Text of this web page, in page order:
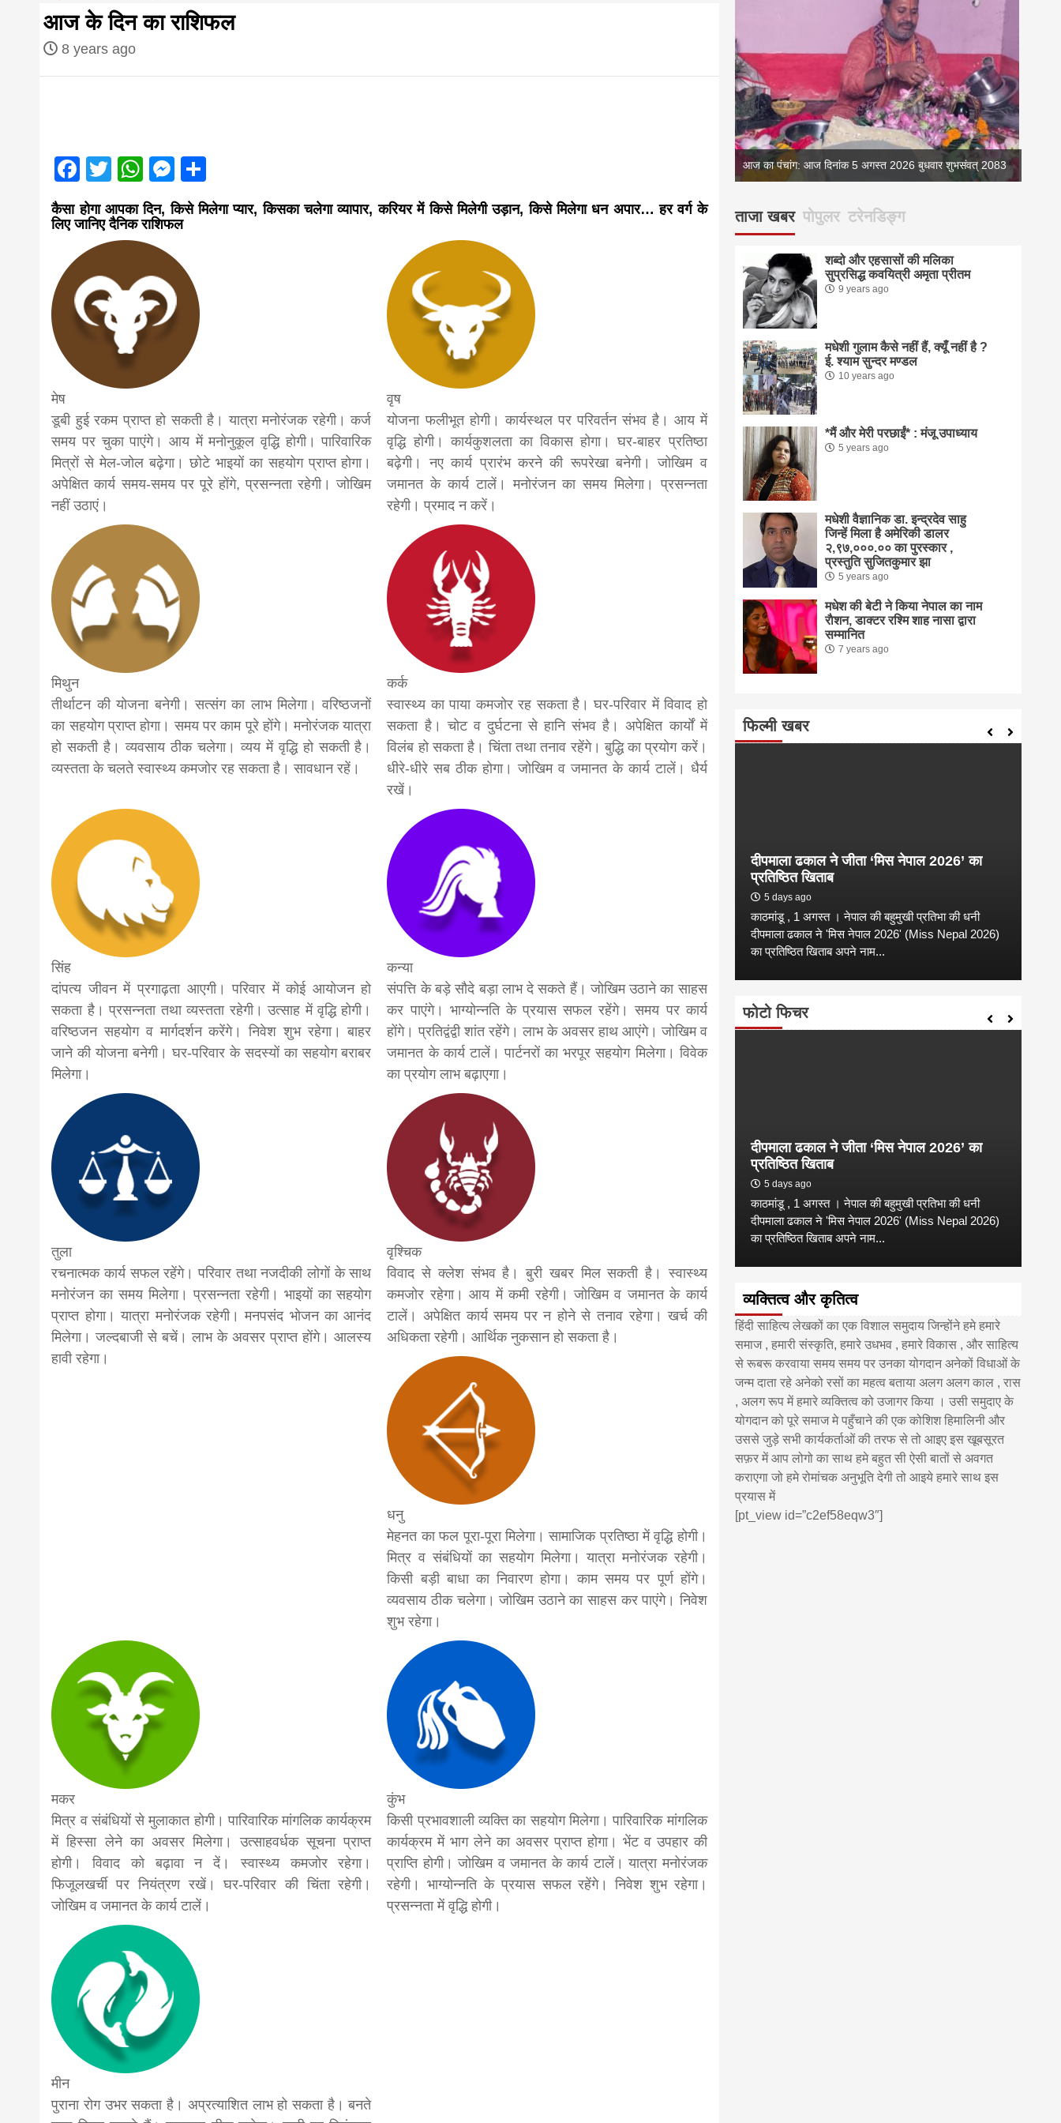
first hindi
magazine of
news in hindi
from
Nepal,madhesh
news,financial
news,loan,bank
news, madhesh
khabar
आज के दिन का राशिफल
8 years ago
Facebook
TwitterWhatsApp
Messenger
कैसा होगा आपका दिन, किसे मिलेगा प्यार, किसका चलेगा व्यापार, करियर में किसे मिलेगी उड़ान, किसे मिलेगा धन अपार… हर वर्ग के
लिए जानिए दैनिक राशिफल
मेष
डूबी हुई रकम प्राप्त हो सकती है। यात्रा मनोरंजक रहेगी। कर्ज
समय पर चुका पाएंगे। आय में मनोनुकूल वृद्धि होगी। पारिवारिक
मित्रों से मेल-जोल बढ़ेगा। छोटे भाइयों का सहयोग प्राप्त होगा।
अपेक्षित कार्य समय-समय पर पूरे होंगे, प्रसन्नता रहेगी। जोखिम
नहीं उठाएं।
वृष
योजना फलीभूत होगी। कार्यस्थल पर परिवर्तन संभव है। आय में
वृद्धि होगी। कार्यकुशलता का विकास होगा। घर-बाहर प्रतिष्ठा
बढ़ेगी। नए कार्य प्रारंभ करने की रूपरेखा बनेगी। जोखिम व
जमानत के कार्य टालें। मनोरंजन का समय मिलेगा। प्रसन्नता
रहेगी। प्रमाद न करें।
मिथुन
तीर्थाटन की योजना बनेगी। सत्संग का लाभ मिलेगा। वरिष्ठजनों
का सहयोग प्राप्त होगा। समय पर काम पूरे होंगे। मनोरंजक यात्रा
हो सकती है। व्यवसाय ठीक चलेगा। व्यय में वृद्धि हो सकती है।
व्यस्तता के चलते स्वास्थ्य कमजोर रह सकता है। सावधान रहें।
कर्क
स्वास्थ्य का पाया कमजोर रह सकता है। घर-परिवार में विवाद हो
सकता है। चोट व दुर्घटना से हानि संभव है। अपेक्षित कार्यों में
विलंब हो सकता है। चिंता तथा तनाव रहेंगे। बुद्धि का प्रयोग करें।
धीरे-धीरे सब ठीक होगा। जोखिम व जमानत के कार्य टालें। धैर्य
रखें।
सिंह
दांपत्य जीवन में प्रगाढ़ता आएगी। परिवार में कोई आयोजन हो
सकता है। प्रसन्नता तथा व्यस्तता रहेगी। उत्साह में वृद्धि होगी।
वरिष्ठजन सहयोग व मार्गदर्शन करेंगे। निवेश शुभ रहेगा। बाहर
जाने की योजना बनेगी। घर-परिवार के सदस्यों का सहयोग बराबर
मिलेगा।
कन्या
संपत्ति के बड़े सौदे बड़ा लाभ दे सकते हैं। जोखिम उठाने का साहस
कर पाएंगे। भाग्योन्नति के प्रयास सफल रहेंगे। समय पर कार्य
होंगे। प्रतिद्वंद्वी शांत रहेंगे। लाभ के अवसर हाथ आएंगे। जोखिम व
जमानत के कार्य टालें। पार्टनरों का भरपूर सहयोग मिलेगा। विवेक
का प्रयोग लाभ बढ़ाएगा।
तुला
रचनात्मक कार्य सफल रहेंगे। परिवार तथा नजदीकी लोगों के साथ
मनोरंजन का समय मिलेगा। प्रसन्नता रहेगी। भाइयों का सहयोग
प्राप्त होगा। यात्रा मनोरंजक रहेगी। मनपसंद भोजन का आनंद
मिलेगा। जल्दबाजी से बचें। लाभ के अवसर प्राप्त होंगे। आलस्य
हावी रहेगा।
वृश्चिक
विवाद से क्लेश संभव है। बुरी खबर मिल सकती है। स्वास्थ्य
कमजोर रहेगा। आय में कमी रहेगी। जोखिम व जमानत के कार्य
टालें। अपेक्षित कार्य समय पर न होने से तनाव रहेगा। खर्च की
अधिकता रहेगी। आर्थिक नुकसान हो सकता है।
धनु
मेहनत का फल पूरा-पूरा मिलेगा। सामाजिक प्रतिष्ठा में वृद्धि होगी।
मित्र व संबंधियों का सहयोग मिलेगा। यात्रा मनोरंजक रहेगी।
किसी बड़ी बाधा का निवारण होगा। काम समय पर पूर्ण होंगे।
व्यवसाय ठीक चलेगा। जोखिम उठाने का साहस कर पाएंगे। निवेश
शुभ रहेगा।
मकर
मित्र व संबंधियों से मुलाकात होगी। पारिवारिक मांगलिक कार्यक्रम
में हिस्सा लेने का अवसर मिलेगा। उत्साहवर्धक सूचना प्राप्त
होगी। विवाद को बढ़ावा न दें। स्वास्थ्य कमजोर रहेगा।
फिजूलखर्ची पर नियंत्रण रखें। घर-परिवार की चिंता रहेगी।
जोखिम व जमानत के कार्य टालें।
कुंभ
किसी प्रभावशाली व्यक्ति का सहयोग मिलेगा। पारिवारिक मांगलिक
कार्यक्रम में भाग लेने का अवसर प्राप्त होगा। भेंट व उपहार की
प्राप्ति होगी। जोखिम व जमानत के कार्य टालें। यात्रा मनोरंजक
रहेगी। भाग्योन्नति के प्रयास सफल रहेंगे। निवेश शुभ रहेगा।
प्रसन्नता में वृद्धि होगी।
मीन
पुराना रोग उभर सकता है। अप्रत्याशित लाभ हो सकता है। बनते
आज का पंचांग: आज दिनांक 2 अगस्त 2026 रविवार शुभसंवत् 2083 आज का पंचांग: आज दिनांक 5 अगस्त 2026 बुधवार शुभसंवत् 2083
ताजा खबर पोपुलर टरेनडिङ्ग
शब्दो और एहसासों की मलिका
सुप्रसिद्ध कवयित्री अमृता प्रीतम
9 years ago
मधेशी गुलाम कैसे नहीं हैं, क्यूँ नहीं है ?
ई. श्याम सुन्दर मण्डल
10 years ago
*मैं और मेरी परछाईं* : मंजू उपाध्याय
5 years ago
मधेशी वैज्ञानिक डा. इन्द्रदेव साहु
जिन्हें मिला है अमेरिकी डालर
२,९७,०००.०० का पुरस्कार ,
प्रस्तुति सुजितकुमार झा
5 years ago
मधेश की बेटी ने किया नेपाल का नाम
राैशन, डाक्टर रश्मि शाह नासा द्वारा
सम्मानित
7 years ago
फिल्मी खबर
बड़े अंतर से जीत हासिल करुँंगी –रेणु दाहाल
6 months ago
काठमांडू, फागुन ४ – चितवन क्षेत्र नम्बर ३ में प्रतिनिधिसभा
सदस्य के रूप में अपनी उम्मीदवारी दे चुकी रेणु दाहाल ने कहा है
कि उन्हें...
दीपमाला ढकाल ने जीता ‘मिस नेपाल 2026’ का
प्रतिष्ठित खिताब
5 days ago
काठमांडू , 1 अगस्त । नेपाल की बहुमुखी प्रतिभा की धनी
दीपमाला ढकाल ने 'मिस नेपाल 2026' (Miss Nepal 2026)
का प्रतिष्ठित खिताब अपने नाम...
फोटो फिचर
सीताराम विवाह पंचमी महोत्सव के तीसरे दिन धनुष
यज्ञ का हुआ आयोजन (फोटो सहित)
3 years ago
जनकपुरधाम/मिश्री लाल मधुकर। सीताराम विवाह पंचमी
महोत्सव के तीसरे दिन जानकी मंदिर के प्रांगण में धनुष यज्ञ
आयोजित किया गया। रंगभूमि मैदान में राजा विदेह...
दीपमाला ढकाल ने जीता ‘मिस नेपाल 2026’ का
प्रतिष्ठित खिताब
5 days ago
काठमांडू , 1 अगस्त । नेपाल की बहुमुखी प्रतिभा की धनी
दीपमाला ढकाल ने 'मिस नेपाल 2026' (Miss Nepal 2026)
का प्रतिष्ठित खिताब अपने नाम...
व्यक्तित्व और कृतित्व
हिंदी साहित्य लेखकों का एक विशाल समुदाय जिन्होंने हमे हमारे
समाज , हमारी संस्कृति, हमारे उधभव , हमारे विकास , और साहित्य
से रूबरू करवाया समय समय पर उनका योगदान अनेकों विधाओं के
जन्म दाता रहे अनेको रसों का महत्व बताया अलग अलग काल , रास
, अलग रूप में हमारे व्यक्तित्व को उजागर किया । उसी समुदाए के
योगदान को पूरे समाज मे पहुँचाने की एक कोशिश हिमालिनी और
उससे जुड़े सभी कार्यकर्ताओं की तरफ से तो आइए इस खूबसूरत
सफ़र में आप लोगो का साथ हमे बहुत सी ऐसी बातों से अवगत
कराएगा जो हमे रोमांचक अनुभूति देगी तो आइये हमारे साथ इस
प्रयास में
[pt_view id=”c2ef58eqw3″]